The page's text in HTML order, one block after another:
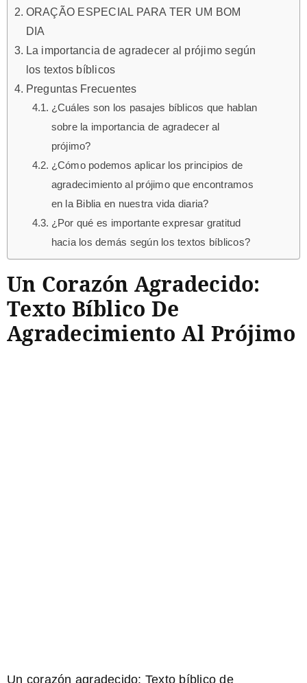
ORAÇÃO ESPECIAL PARA TER UM BOM
DIA
La importancia de agradecer al prójimo según
los textos bíblicos
Preguntas Frecuentes
¿Cuáles son los pasajes bíblicos que hablan
sobre la importancia de agradecer al
prójimo?
¿Cómo podemos aplicar los principios de
agradecimiento al prójimo que encontramos
en la Biblia en nuestra vida diaria?
¿Por qué es importante expresar gratitud
hacia los demás según los textos bíblicos?
Un Corazón Agradecido:
Texto Bíblico De
Agradecimiento Al Prójimo
Un corazón agradecido: Texto bíblico de